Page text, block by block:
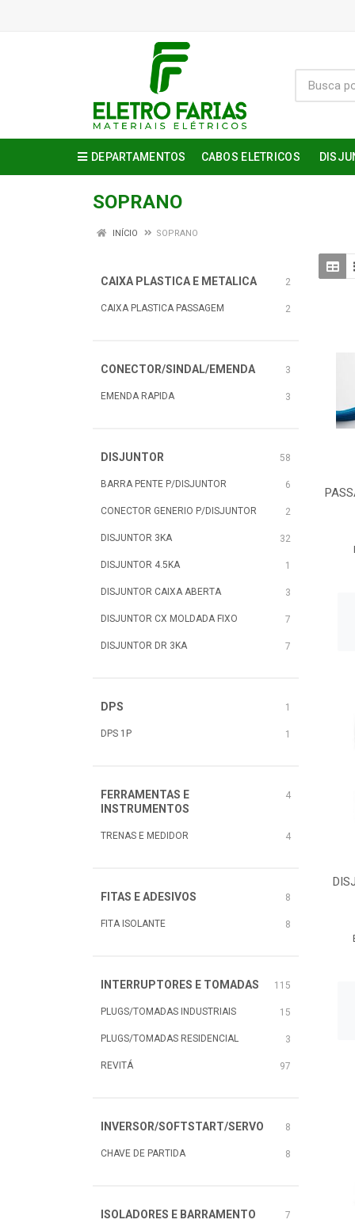
DEPARTAMENTOS CABOS ELETRICOS
SOPRANO
INÍCIO SOPRANO
CAIXA PLASTICA E METALICA 2
CAIXA PLASTICA PASSAGEM 2
CONECTOR/SINDAL/EMENDA 3
EMENDA RAPIDA 3
DISJUNTOR 58
BARRA PENTE P/DISJUNTOR 6
CONECTOR GENERIO P/DISJUNTOR 2
DISJUNTOR 3KA 32
DISJUNTOR 4.5KA 1
DISJUNTOR CAIXA ABERTA 3
DISJUNTOR CX MOLDADA FIXO 7
DISJUNTOR DR 3KA 7
DPS 1
DPS 1P 1
FERRAMENTAS E
INSTRUMENTOS
4
TRENAS E MEDIDOR 4
FITAS E ADESIVOS 8
FITA ISOLANTE 8
INTERRUPTORES E TOMADAS 115
PLUGS/TOMADAS INDUSTRIAIS 15
PLUGS/TOMADAS RESIDENCIAL 3
REVITÁ 97
INVERSOR/SOFTSTART/SERVO 8
CHAVE DE PARTIDA 8
ISOLADORES E BARRAMENTO 7